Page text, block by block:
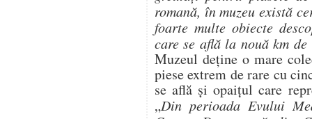
romană, în muzeu există
foarte multe obiecte
care se află la nouă km
Muzeul deține o mare
piese extrem de rare cu
se află şi opaiţul care
„Din perioada Evului